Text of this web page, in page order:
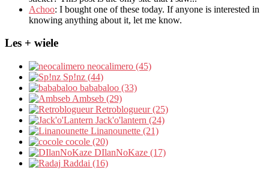
Achoo: I bought one of these today. If anyone is interested in
knowing anything about it, let me know.
Les + wiele
neocalimero (45)
Sp!nz (44)
bababaloo (33)
Ambseb (29)
Retroblogueur (25)
Jack'o'lantern (24)
Linanounette (21)
cocole (20)
DIlanNoKaze (17)
Raddai (16)